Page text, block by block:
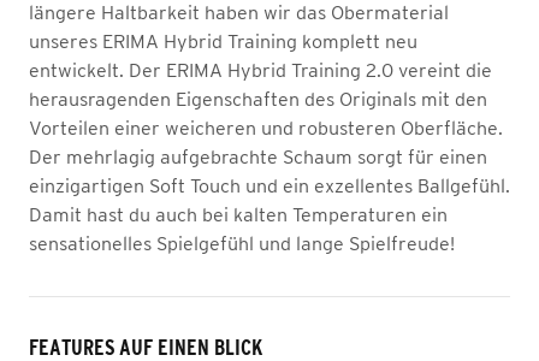
längere Haltbarkeit haben wir das Obermaterial
unseres ERIMA Hybrid Training komplett neu
entwickelt. Der ERIMA Hybrid Training 2.0 vereint die
herausragenden Eigenschaften des Originals mit den
Vorteilen einer weicheren und robusteren Oberfläche.
Der mehrlagig aufgebrachte Schaum sorgt für einen
einzigartigen Soft Touch und ein exzellentes Ballgefühl.
Damit hast du auch bei kalten Temperaturen ein
sensationelles Spielgefühl und lange Spielfreude!
FEATURES AUF EINEN BLICK